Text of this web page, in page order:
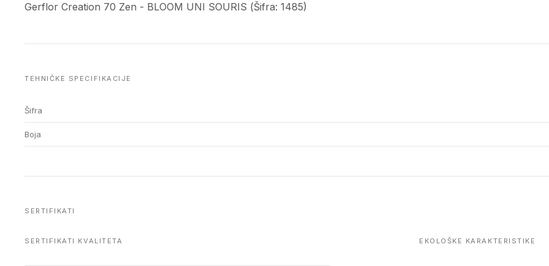
Gerflor Creation 70 Zen - BLOOM UNI SOURIS (Šifra: 1485)
TEHNIČKE SPECIFIKACIJE
Šifra
Boja
SERTIFIKATI
SERTIFIKATI KVALITETA EKOLOŠKE KARAKTERISTIKE